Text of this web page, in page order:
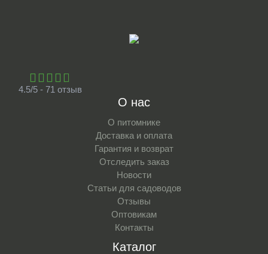
4.5/5 - 71 отзыв
О нас
О питомнике
Доставка и оплата
Гарантия и возврат
Отследить заказ
Новости
Статьи для садоводов
Отзывы
Оптовикам
Контакты
Каталог